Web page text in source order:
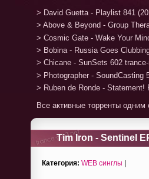
> David Guetta - Playlist 841
> Above & Beyond - Group
> Cosmic Gate - Wake Your
> Bobina - Russia Goes
> Chicane - SunSets 602
> Photographer - SoundCasting
> Ruben de Ronde - Statement!
Все активные торренты одним
Tim Iron - Sentinel
Категория: WEB синглы |